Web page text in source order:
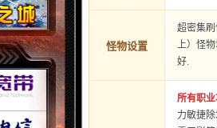
怪物设置
超密集
上）怪
好.
所有职
力敏捷